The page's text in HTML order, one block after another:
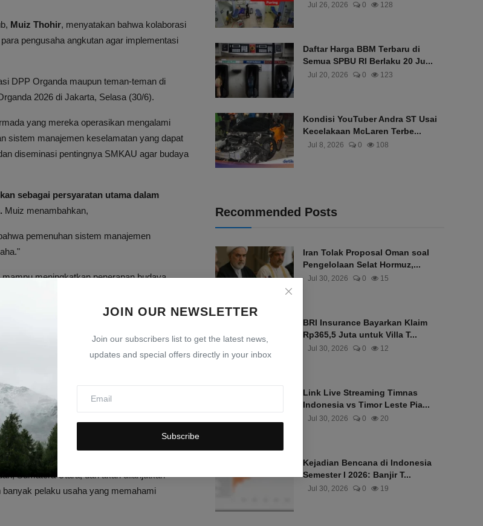
JOIN OUR NEWSLETTER
Join our subscribers list to get the latest news,
updates and special offers directly in your inbox
Subscribe
Muiz Thohir, menyatakan bahwa kolaborasi
pengusaha angkutan agar implementasi
DPP Organda maupun teman-teman di
2026 di Jakarta, Selasa (30/6).
yang mereka operasikan mengalami
sistem manajemen keselamatan yang dapat
diseminasi pentingnya SMKAU agar budaya
sebagai persyaratan utama dalam
Muiz menambahkan,
pemenuhan sistem manajemen
meningkatkan penerapan budaya
bagi penumpang, pengemudi, dan seluruh
, mengungkapkan bahwa
sebagai bagian dari upaya menekan angka
Kamar Dagang dan Industri
keselamatan di sektor transportasi secara
Sumatera Utara, dan akan dilanjutkan
pelaku usaha yang memahami
Jul 26, 2026 0 128
Daftar Harga BBM Terbaru di
Semua SPBU RI Berlaku 20 Ju...
Jul 20, 2026 0 123
Kondisi YouTuber Andra ST Usai
Kecelakaan McLaren Terbe...
Jul 8, 2026 0 108
Recommended Posts
Iran Tolak Proposal Oman soal
Pengelolaan Selat Hormuz,...
Jul 30, 2026 0 15
BRI Insurance Bayarkan Klaim
Rp365,5 Juta untuk Villa T...
Jul 30, 2026 0 12
Link Live Streaming Timnas
Indonesia vs Timor Leste Pia...
Jul 30, 2026 0 20
Kejadian Bencana di Indonesia
Semester I 2026: Banjir T...
Jul 30, 2026 0 19